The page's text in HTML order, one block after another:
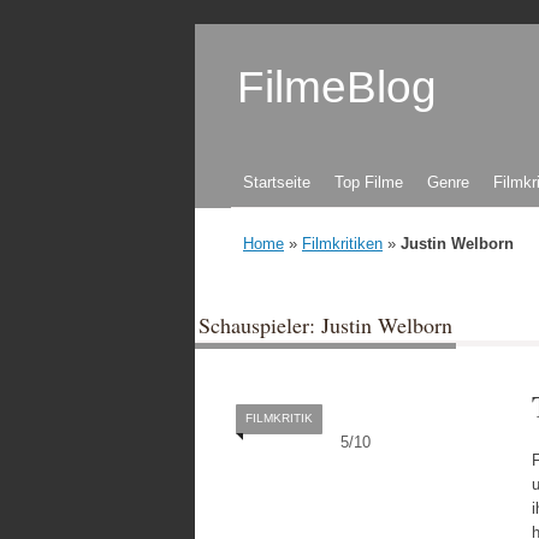
FilmeBlog
Zum Inhalt springen
Startseite Top Filme Genre
Home » Filmkritiken » Justin Welborn
Schauspieler: Justin Welborn
5/10
FILMKRITIK